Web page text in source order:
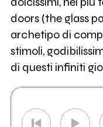
doors (the glass
archetipo di
stimoli,
di questi infiniti